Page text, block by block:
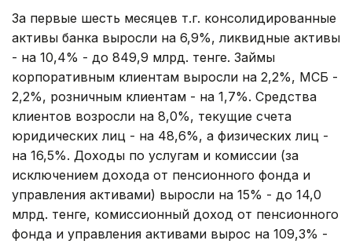
За первые шесть месяцев т.г. консолидированные
активы банка выросли на 6,9%, ликвидные активы
- на 10,4% - до 849,9 млрд. тенге. Займы
корпоративным клиентам выросли на 2,2%, МСБ -
2,2%, розничным клиентам - на 1,7%. Средства
клиентов возросли на 8,0%, текущие счета
юридических лиц - на 48,6%, а физических лиц -
на 16,5%. Доходы по услугам и комиссии (за
исключением дохода от пенсионного фонда и
управления активами) выросли на 15% - до 14,0
млрд. тенге, комиссионный доход от пенсионного
фонда и управления активами вырос на 109,3% -